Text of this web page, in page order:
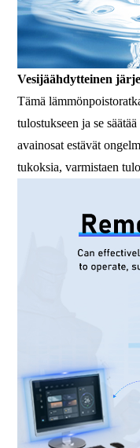
Vesijäähdytteinen
Tämä
tulostukseen ja se
avainosat estävät
tukoksia, varmistaen